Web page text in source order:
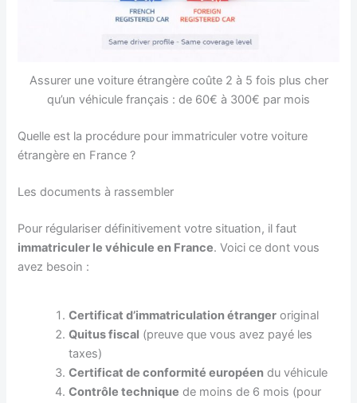
Assurer une voiture étrangère coûte 2 à 5 fois plus cher
qu’un véhicule français : de 60€ à 300€ par mois
Quelle est la procédure pour immatriculer votre voiture
étrangère en France ?
Les documents à rassembler
Pour régulariser définitivement votre situation, il faut
immatriculer le véhicule en France. Voici ce dont vous
avez besoin :
Certificat d’immatriculation étranger original
Quitus fiscal (preuve que vous avez payé les
taxes)
Certificat de conformité européen du véhicule
Contrôle technique de moins de 6 mois (pour